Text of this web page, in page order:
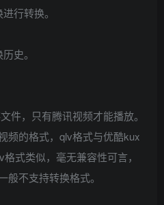
行转换。
史。
件，只有腾讯视频才能播放。
频的格式，qlv格式与优酷kux
式类似，毫无兼容性可言，
般不支持转换格式。